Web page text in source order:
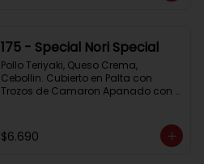
175 - Special Nori Special
Pollo Teriyaki, Queso Crema,
Cebollin. Cubierto en Palta con
Trozos de Camaron Apanado con
$6.690